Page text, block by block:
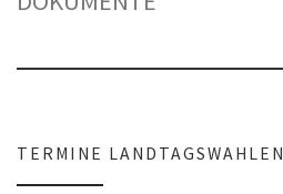
TERMINE LANDTAGSWAHLEN